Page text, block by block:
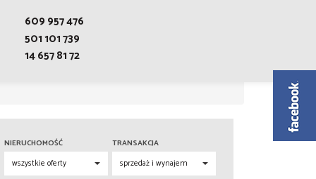
609 957 476
501 101 739
14 657 81 72
NIERUCHOMOŚĆ TRANSAKCJA